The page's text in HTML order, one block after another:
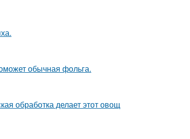
обычная фольга.
обработка делает этот овощ